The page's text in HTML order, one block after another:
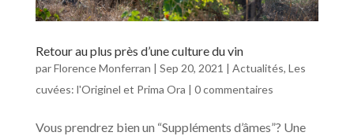
Retour au plus près d’une culture du vin
parFlorence Monferran | Sep 20, 2021 | Actualités, Les
cuvées: l'Originel et Prima Ora | 0 commentaires
Vous prendrez bien un “Suppléments d’âmes”? Une